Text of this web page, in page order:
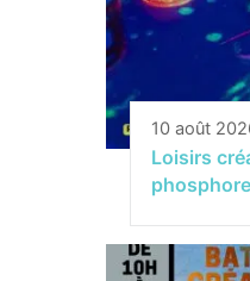
10 août
Loisirs